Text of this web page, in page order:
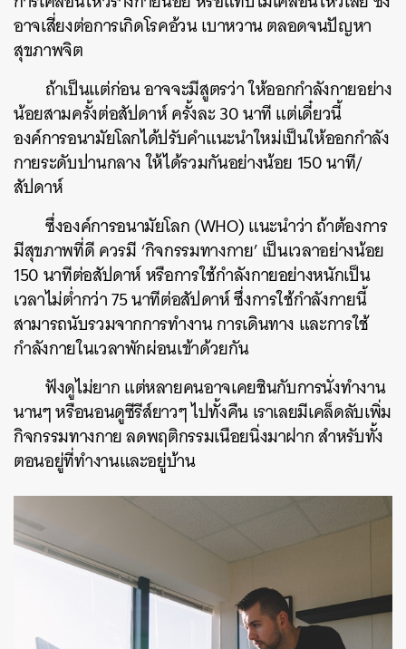
อาจเสี่ยงต่อการเกิดโรคอ้วน เบาหวาน ตลอดจนปัญหา
สุขภาพจิต
ถ้าเป็นแต่ก่อน อาจจะมีสูตรว่า ให้ออกกำลังกายอย่าง
น้อยสามครั้งต่อสัปดาห์ ครั้งละ 30 นาที แต่เดี๋ยวนี้
องค์การอนามัยโลกได้ปรับคำแนะนำใหม่เป็นให้ออกกำลัง
กายระดับปานกลาง ให้ได้รวมกันอย่างน้อย 150 นาที/
สัปดาห์
ซึ่งองค์การอนามัยโลก (WHO) แนะนำว่า ถ้าต้องการ
มีสุขภาพที่ดี ควรมี ‘กิจกรรมทางกาย’ เป็นเวลาอย่างน้อย
150 นาทีต่อสัปดาห์ หรือการใช้กำลังกายอย่างหนักเป็น
เวลาไม่ต่ำกว่า 75 นาทีต่อสัปดาห์ ซึ่งการใช้กำลังกายนี้
สามารถนับรวมจากการทำงาน การเดินทาง และการใช้
กำลังกายในเวลาพักผ่อนเข้าด้วยกัน
ฟังดูไม่ยาก แต่หลายคนอาจเคยชินกับการนั่งทำงาน
นานๆ หรือนอนดูซีรีส์ยาวๆ ไปทั้งคืน เราเลยมีเคล็ดลับเพิ่ม
กิจกรรมทางกาย ลดพฤติกรรมเนือยนิ่งมาฝาก สำหรับทั้ง
ตอนอยู่ที่ทำงานและอยู่บ้าน